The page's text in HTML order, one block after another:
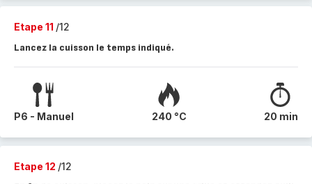
Etape 11 /12
Lancez la cuisson le temps indiqué.
P6 - Manuel 240 °C 20 min
Etape 12 /12